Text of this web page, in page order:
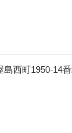
西町1950-14番